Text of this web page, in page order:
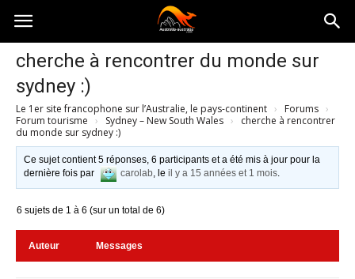
Australia-
australie.com
cherche à rencontrer du monde sur
sydney :)
Le 1er site francophone sur l’Australie, le pays-continent › Forums ›
Forum tourisme › Sydney – New South Wales ›
cherche à rencontrer
du monde sur sydney :)
Ce sujet contient 5 réponses, 6 participants et a été mis à jour pour la
dernière fois par
carolab, leil y a 15 années et 1 mois.
6 sujets de 1 à 6 (sur un total de 6)
Auteur Messages